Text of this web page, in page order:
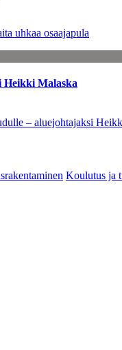
uhkaa osaajapula
Heikki Malaska
– aluejohtajaksi
Koulutus ja